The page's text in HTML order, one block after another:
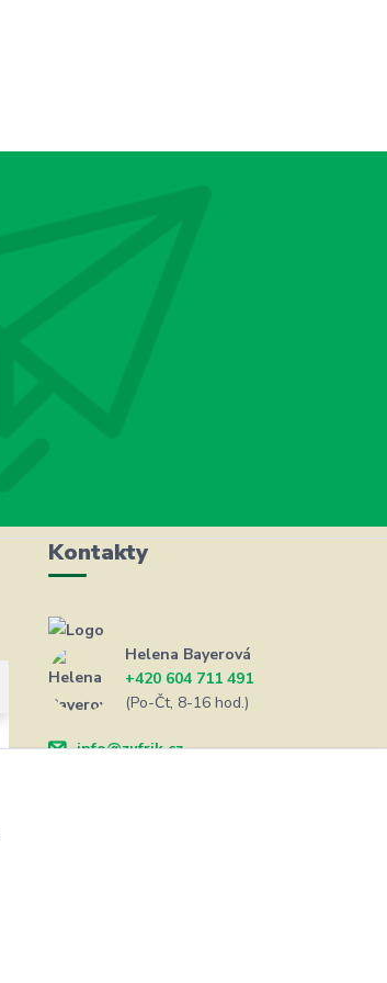
Kontakty
Helena Bayerová
+420 604 711 491
(Po-Čt, 8-16 hod.)
info@zufrik.cz